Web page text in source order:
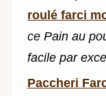
roulé farci
ce Pain au
facile par
Paccheri